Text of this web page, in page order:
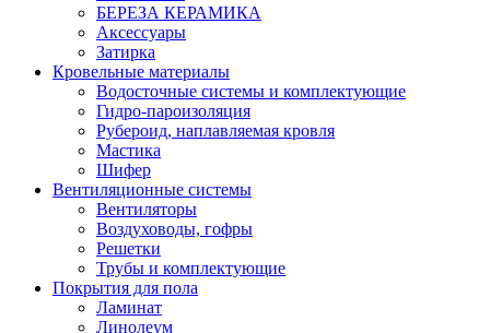
БЕРЕЗА КЕРАМИКА
Аксессуары
Затирка
Кровельные материалы
Водосточные системы и комплектующие
Гидро-пароизоляция
Рубероид, наплавляемая кровля
Мастика
Шифер
Вентиляционные системы
Вентиляторы
Воздуховоды, гофры
Решетки
Трубы и комплектующие
Покрытия для пола
Ламинат
Линолеум